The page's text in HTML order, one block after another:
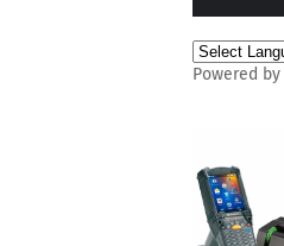
Powered by